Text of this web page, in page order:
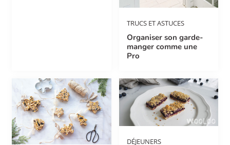
TRUCS ET ASTUCES
Organiser son garde-
manger comme une
Pro
DÉJEUNERS